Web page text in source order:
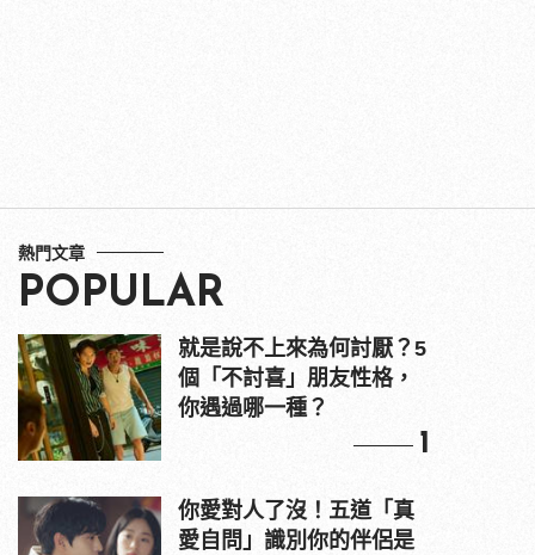
熱門文章
POPULAR
就是說不上來為何討厭？5
個「不討喜」朋友性格，
你遇過哪一種？
1
你愛對人了沒！五道「真
愛自問」識別你的伴侶是